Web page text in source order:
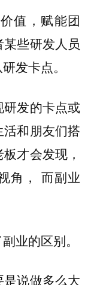
值，赋能团
些研发人员
发卡点。
发的卡点或
和朋友们搭
才会发现，
角， 而副业
业的区别。
说做多么大